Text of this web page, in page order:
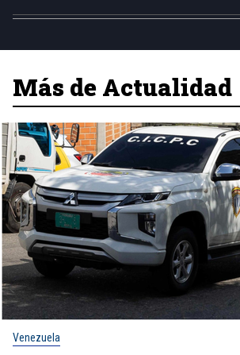
Más de Actualidad
Venezuela